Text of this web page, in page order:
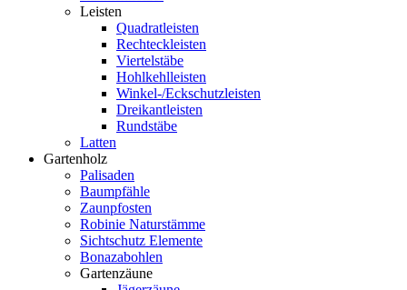
Leisten
Quadratleisten
Rechteckleisten
Viertelstäbe
Hohlkehlleisten
Winkel-/Eckschutzleisten
Dreikantleisten
Rundstäbe
Latten
Gartenholz
Palisaden
Baumpfähle
Zaunpfosten
Robinie Naturstämme
Sichtschutz Elemente
Bonazabohlen
Gartenzäune